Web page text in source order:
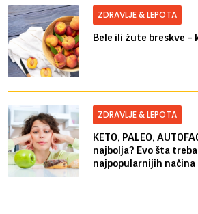
ZDRAVLJE & LEPOTA
Bele ili žute breskve –
ZDRAVLJE & LEPOTA
KETO, PALEO,
najbolja? Evo šta
najpopularnijih načina